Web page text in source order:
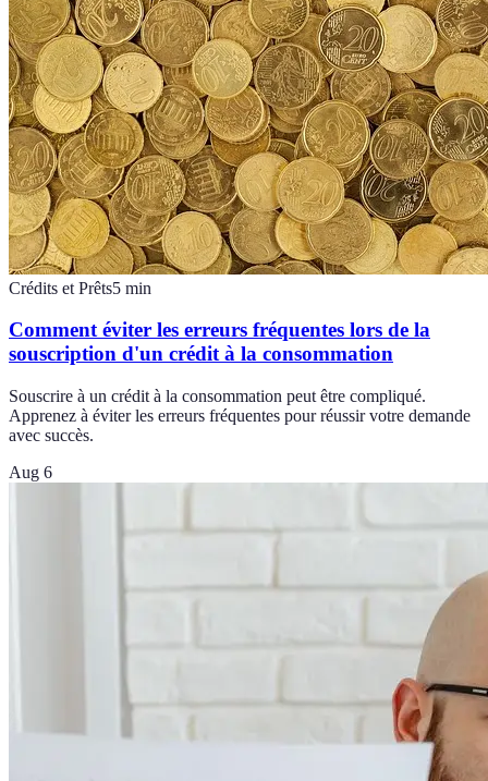
Crédits et Prêts5 min
Comment éviter les erreurs fréquentes lors de la
souscription d'un crédit à la consommation
Souscrire à un crédit à la consommation peut être compliqué.
Apprenez à éviter les erreurs fréquentes pour réussir votre demande
avec succès.
Aug 6